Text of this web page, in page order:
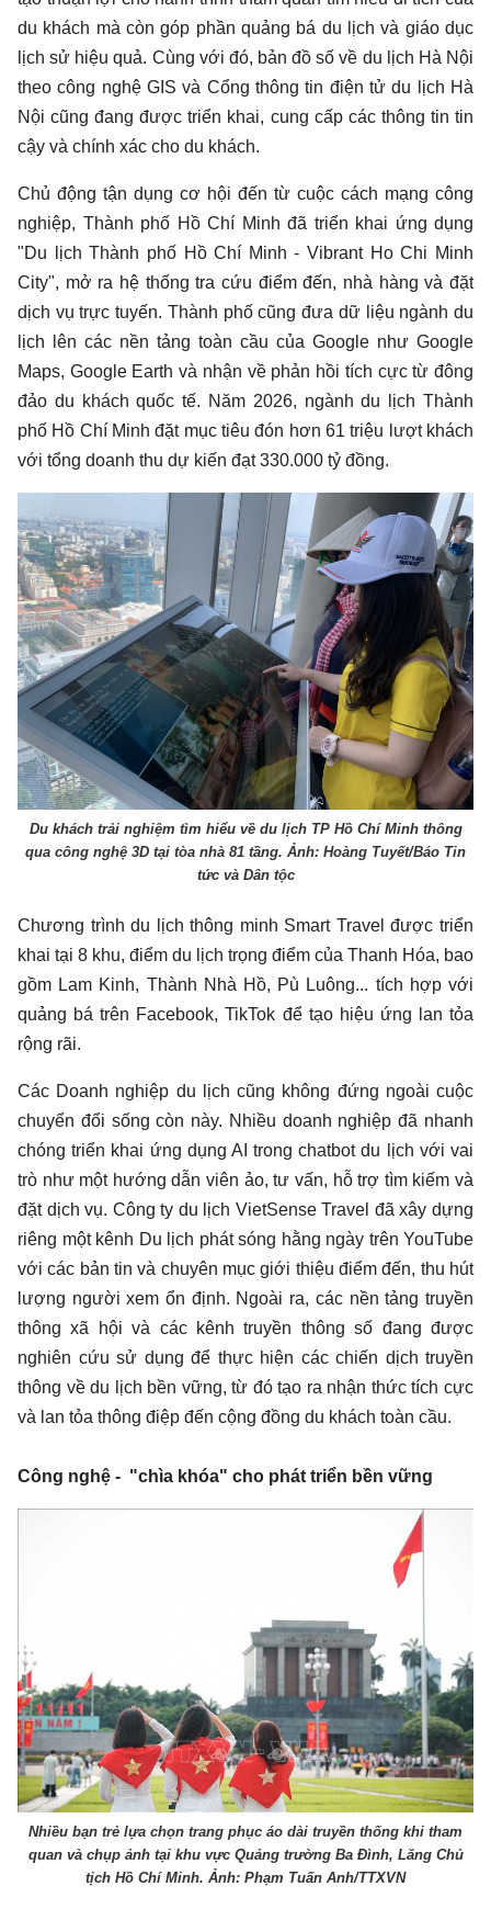
du khách mà còn góp phần quảng bá du lịch và giáo dục
lịch sử hiệu quả. Cùng với đó, bản đồ số về du lịch Hà Nội
theo công nghệ GIS và Cổng thông tin điện tử du lịch Hà
Nội cũng đang được triển khai, cung cấp các thông tin tin
cậy và chính xác cho du khách.
Chủ động tận dụng cơ hội đến từ cuộc cách mạng công
nghiệp, Thành phố Hồ Chí Minh đã triển khai ứng dụng
"Du lịch Thành phố Hồ Chí Minh - Vibrant Ho Chi Minh
City", mở ra hệ thống tra cứu điểm đến, nhà hàng và đặt
dịch vụ trực tuyến. Thành phố cũng đưa dữ liệu ngành du
lịch lên các nền tảng toàn cầu của Google như Google
Maps, Google Earth và nhận về phản hồi tích cực từ đông
đảo du khách quốc tế. Năm 2026, ngành du lịch Thành
phố Hồ Chí Minh đặt mục tiêu đón hơn 61 triệu lượt khách
với tổng doanh thu dự kiến đạt 330.000 tỷ đồng.
Du khách trải nghiệm tìm hiểu về du lịch TP Hồ Chí Minh thông
qua công nghệ 3D tại tòa nhà 81 tầng. Ảnh: Hoàng Tuyết/Báo Tin
tức và Dân tộc
Chương trình du lịch thông minh Smart Travel được triển
khai tại 8 khu, điểm du lịch trọng điểm của Thanh Hóa, bao
gồm Lam Kinh, Thành Nhà Hồ, Pù Luông... tích hợp với
quảng bá trên Facebook, TikTok để tạo hiệu ứng lan tỏa
rộng rãi.
Các Doanh nghiệp du lịch cũng không đứng ngoài cuộc
chuyển đổi sống còn này. Nhiều doanh nghiệp đã nhanh
chóng triển khai ứng dụng AI trong chatbot du lịch với vai
trò như một hướng dẫn viên ảo, tư vấn, hỗ trợ tìm kiếm và
đặt dịch vụ. Công ty du lịch VietSense Travel đã xây dựng
riêng một kênh Du lịch phát sóng hằng ngày trên YouTube
với các bản tin và chuyên mục giới thiệu điểm đến, thu hút
lượng người xem ổn định. Ngoài ra, các nền tảng truyền
thông xã hội và các kênh truyền thông số đang được
nghiên cứu sử dụng để thực hiện các chiến dịch truyền
thông về du lịch bền vững, từ đó tạo ra nhận thức tích cực
và lan tỏa thông điệp đến cộng đồng du khách toàn cầu.
Công nghệ - "chìa khóa" cho phát triển bền vững
Nhiều bạn trẻ lựa chọn trang phục áo dài truyền thống khi tham
quan và chụp ảnh tại khu vực Quảng trường Ba Đình, Lăng Chủ
tịch Hồ Chí Minh. Ảnh: Phạm Tuấn Anh/TTXVN